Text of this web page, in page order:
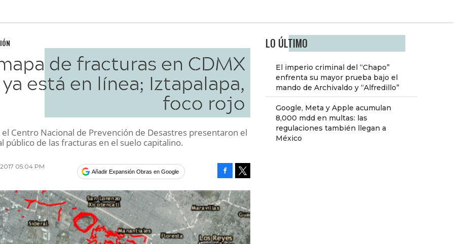
LO ÚLTIMO
El imperio criminal del “Chapo”
enfrenta su mayor prueba bajo el
mando de Archivaldo y “Alfredillo”
Google, Meta y Apple acumulan
8,000 mdd en multas: las
regulaciones también llegan a
México
de fracturas en CDMX
ya está en línea; Iztapalapa,
foco rojo
el Centro Nacional de Prevención de Desastres presentaron el
público de las fracturas en el suelo capitalino.
05:04 PM
Añadir Expansión Obras en Google